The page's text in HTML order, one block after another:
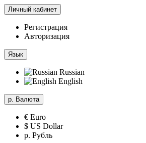
Личный кабинет
Регистрация
Авторизация
Язык
Russian
English
р. Валюта
€ Euro
$ US Dollar
р. Рубль